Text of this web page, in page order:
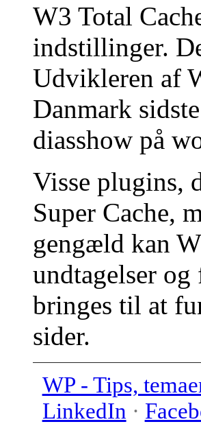
W3 Total
indstillinger.
Udvikleren af
Danmark
diasshow på
Visse plugins,
Super Cache,
gengæld kan
undtagelser
bringes til at
sider.
WP - Tips,
LinkedIn ·